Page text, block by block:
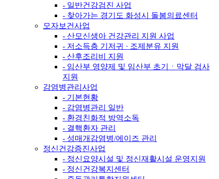
- 일반건강검진 사업
- 찾아가는 경기도 화성시 돌봄의료센터
모자보건사업
- 산모신생아 건강관리 지원 사업
- 저소득층 기저귀 · 조제분유 지원
- 산후조리비 지원
- 임산부 영양제 및 임산부 초기ㆍ막달 검사
지원
감염병관리사업
- 기본현황
- 감염병관리 일반
- 환경친화적 방역소독
- 결핵환자 관리
- 성매개감염병/에이즈 관리
정신건강증진사업
- 정신요양시설 및 정신재활시설 운영지원
- 정신건강복지센터